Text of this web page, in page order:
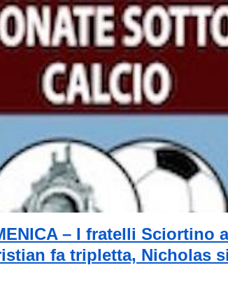
– I fratelli Sciortino
fa tripletta, Nicholas